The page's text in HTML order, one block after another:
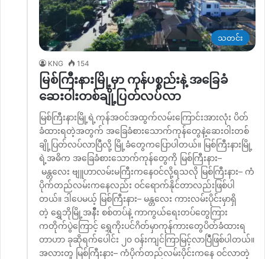
သတင်း
KNG 154
မြစ်ကြီးနားမြို့မှာ ကုန်ပစ္စည်းနဲ့ အခြေခံ
ဆေးဝါးတစ်ချို့ပြတ်လပ်လာ
မြစ်ကြီးနားမြို့ရဲ့ကုန်အဝင်အထွက်လမ်းကြောင်းအားလုံး ပိတ်
ခံထားရတဲ့အတွက် အခြေခံစားသောက်ကုန်တွေနဲ့ဆေးဝါးတစ်
ချို့ပြတ်လပ်လာပြီလို့ မြို့ခံတွေကပြောပါတယ်။ မြစ်ကြီးနားမြို့
ရဲ့အဓိက အခြေခံစားသောက်ကုန်တွေကို မြစ်ကြီးနား–
မန္တလေး ဗျူဟာလမ်းမကြီးကနေဝင်လို့ရသလို မြစ်ကြီးနား– ကံ
ပိုက်တည်လမ်းကနေလည်း ဝင်ရောက်နိုင်တာလည်းဖြစ်ပါ
တယ်။ ဒါပေမယ့် မြစ်ကြီးနား– မန္တလေး ကားလမ်းပိုင်းမှာရှိ
တဲ့ ရွှေဘိုမြို့အနီီး စစ်တပ်နဲ့ ကာကွယ်ရေးတပ်တွေကြား
ကတိုက်ပွဲကြောင့် ရွှေကိုးပင်ဂိတ်မှာကုန်ကားတွေပိတ်ခံထားရ
တာဟာ ခုဆိုရက်ပေါင်း ၂၀ ဝန်းကျင်ကြာမြင့်လာပြီဲဖြစ်ပါတယ်။
အလားတူ မြစ်ကြီးနား– ကံပိုက်တည်လမ်းပိုင်းကနေ ဝင်လာတဲ့